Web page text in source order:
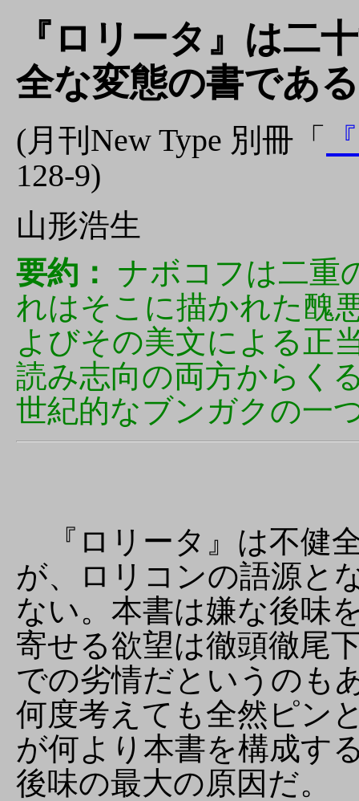
『ロリータ』は二
全な変態の書であ
(月刊New Type 別冊「
128-9)
山形浩生
要約：
ナボコフは二重
れはそこに描かれた醜
よびその美文による正
読み志向の両方からく
世紀的なブンガクの一
『ロリータ』は不健
が、ロリコンの語源と
ない。本書は嫌な後味
寄せる欲望は徹頭徹尾
での劣情だというのも
何度考えても全然ピン
が何より本書を構成す
後味の最大の原因だ。